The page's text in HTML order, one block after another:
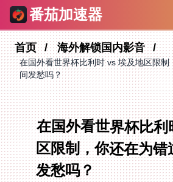
番茄加速器
首页 海外解锁国内影音
在国外看世界杯比利时 vs 埃及地区限制
间发愁吗？
在国外看世界杯比
区限制，你还在为
发愁吗？